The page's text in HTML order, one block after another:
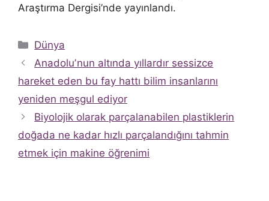
Araştırma Dergisi’nde yayınlandı.
Kategoriler
Dünya
Anadoluʼnun altında yıllardır sessizce
hareket eden bu fay hattı bilim insanlarını
yeniden meşgul ediyor
Biyolojik olarak parçalanabilen plastiklerin
doğada ne kadar hızlı parçalandığını tahmin
etmek için makine öğrenimi